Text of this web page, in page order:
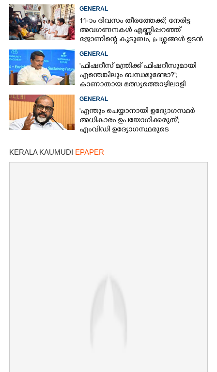
GENERAL
11-ാം ദിവസം തീരത്തേക്ക്; നേരിട്ട
അവഗണനകൾ എണ്ണിപ്പറഞ്ഞ്
ജോണിന്റെ കുടുബം,​ പ്രശ്നങ്ങൾ ഉടൻ
GENERAL
'ഫിഷറീസ് മന്ത്രിക്ക് ഫിഷറീസുമായി
എന്തെങ്കിലും ബന്ധമുണ്ടോ?';
കാണാതായ മത്സ്യത്തൊഴിലാളി
GENERAL
'എന്തും ചെയ്യാനായി ഉദ്യോഗസ്ഥർ
അധികാരം ഉപയോഗിക്കരുത്';
എംവിഡി ഉദ്യോഗസ്ഥരുടെ
KERALA KAUMUDI EPAPER
Share this link